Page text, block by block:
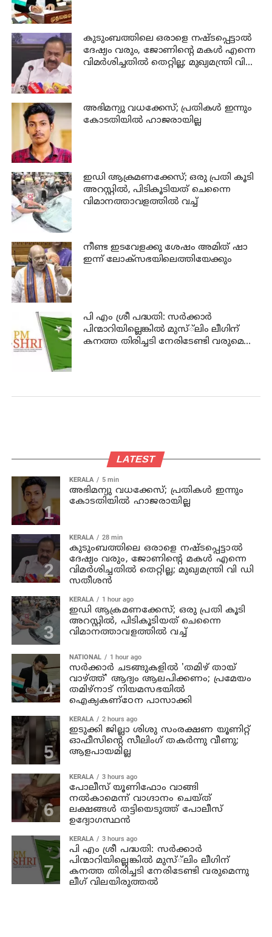
കുടുംബത്തിലെ ഒരാളെ നഷ്ടപ്പെട്ടാല്‍
ദേഷ്യം വരും, ജോണിന്റെ മകള്‍ എന്നെ
വിമര്‍ശിച്ചതില്‍ തെറ്റില്ല; മുഖ്യമന്ത്രി വി
അഭിമന്യു വധക്കേസ്; പ്രതികള്‍ ഇന്നും
കോടതിയില്‍ ഹാജരായില്ല
ഇഡി ആക്രമണക്കേസ്; ഒരു പ്രതി കൂടി
അറസ്റ്റില്‍, പിടികൂടിയത് ചെന്നൈ
വിമാനത്താവളത്തില്‍ വച്ച്
നീണ്ട ഇടവേളക്കു ശേഷം അമിത് ഷാ
ഇന്ന് ലോക്‌സഭയിലെത്തിയേക്കും
പി എം ശ്രീ പദ്ധതി: സര്‍ക്കാര്‍
പിന്മാറിയില്ലെങ്കില്‍ മുസ്്‌ലിം ലീഗിന്
കനത്ത തിരിച്ചടി നേരിടേണ്ടി വരുമെന്നു
LATEST
KERALA 5 min
അഭിമന്യു വധക്കേസ്; പ്രതികള്‍ ഇന്നും
കോടതിയില്‍ ഹാജരായില്ല
KERALA 28 min
കുടുംബത്തിലെ ഒരാളെ നഷ്ടപ്പെട്ടാല്‍
ദേഷ്യം വരും, ജോണിന്റെ മകള്‍ എന്നെ
വിമര്‍ശിച്ചതില്‍ തെറ്റില്ല; മുഖ്യമന്ത്രി വി ഡി
സതീശന്‍
KERALA 1 hour ago
ഇഡി ആക്രമണക്കേസ്; ഒരു പ്രതി കൂടി
അറസ്റ്റില്‍, പിടികൂടിയത് ചെന്നൈ
വിമാനത്താവളത്തില്‍ വച്ച്
NATIONAL 1 hour ago
സര്‍ക്കാര്‍ ചടങ്ങുകളില്‍ 'തമിഴ് തായ്
വാഴ്ത്ത്' ആദ്യം ആലപിക്കണം; പ്രമേയം
തമിഴ്നാട് നിയമസഭയില്‍
ഐക്യകണ്‌ഠേന പാസാക്കി
KERALA 2 hours ago
ഇടുക്കി ജില്ലാ ശിശു സംരക്ഷണ യൂണിറ്റ്
ഓഫീസിന്റെ സീലിംഗ് തകര്‍ന്നു വീണു;
ആളപായമില്ല
KERALA 3 hours ago
പോലീസ് യൂണിഫോം വാങ്ങി
നല്‍കാമെന്ന് വാഗ്ദാനം ചെയ്ത്
ലക്ഷങ്ങള്‍ തട്ടിയെടുത്ത് പോലീസ്
ഉദ്യോഗസ്ഥന്‍
KERALA 3 hours ago
പി എം ശ്രീ പദ്ധതി: സര്‍ക്കാര്‍
പിന്മാറിയില്ലെങ്കില്‍ മുസ്്‌ലിം ലീഗിന്
കനത്ത തിരിച്ചടി നേരിടേണ്ടി വരുമെന്നു
ലീഗ് വിലയിരുത്തല്‍